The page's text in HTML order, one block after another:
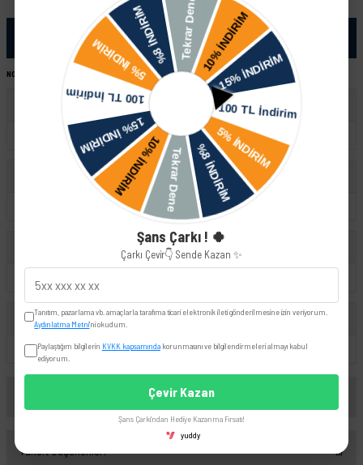
NOT: Ürünü satın almadan önce şase numaranız ile sipariş hattımızdan kontrol ettirmeniz tavsiye edilir.
Passat Touareg
Skoda
Superb
Seat
UYUMLU OEM
1K0412303H
Taksit Seçenekleri
Şans Çarkı ! 🍀
Çarkı Çevir👇 Sende Kazan ✨
Tanıtım, pazarlama vb. amaçlarla tarafıma ticari elektronik ileti gönderilmesine izin veriyorum.
Aydınlatma Metni'ni okudum.
Paylaştığım bilgilerin KVKK kapsamındakorunmasını ve bilgilendirmeleri almayı kabul
ediyorum.
Çevir Kazan
Şans Çarkı'ndan Hediye Kazanma Fırsatı!
yuddy